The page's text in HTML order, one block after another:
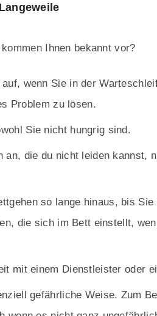
Ihnen bekannt vor?
wenn Sie in der
Problem zu lösen.
Sie nicht hungrig sind.
an, die du nicht leiden kannst,
so lange hinaus, bis
die sich im Bett einstellt,
mit einem Dienstleister oder
gefährliche Weise. Zum